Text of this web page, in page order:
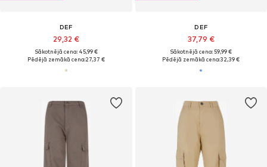
DEF
29,32 €
Sākotnējā cena: 45,99 €
Pēdējā zemākā cena:27,37 €
DEF
37,79 €
Sākotnējā cena: 59,99 €
Pēdējā zemākā cena:32,39 €